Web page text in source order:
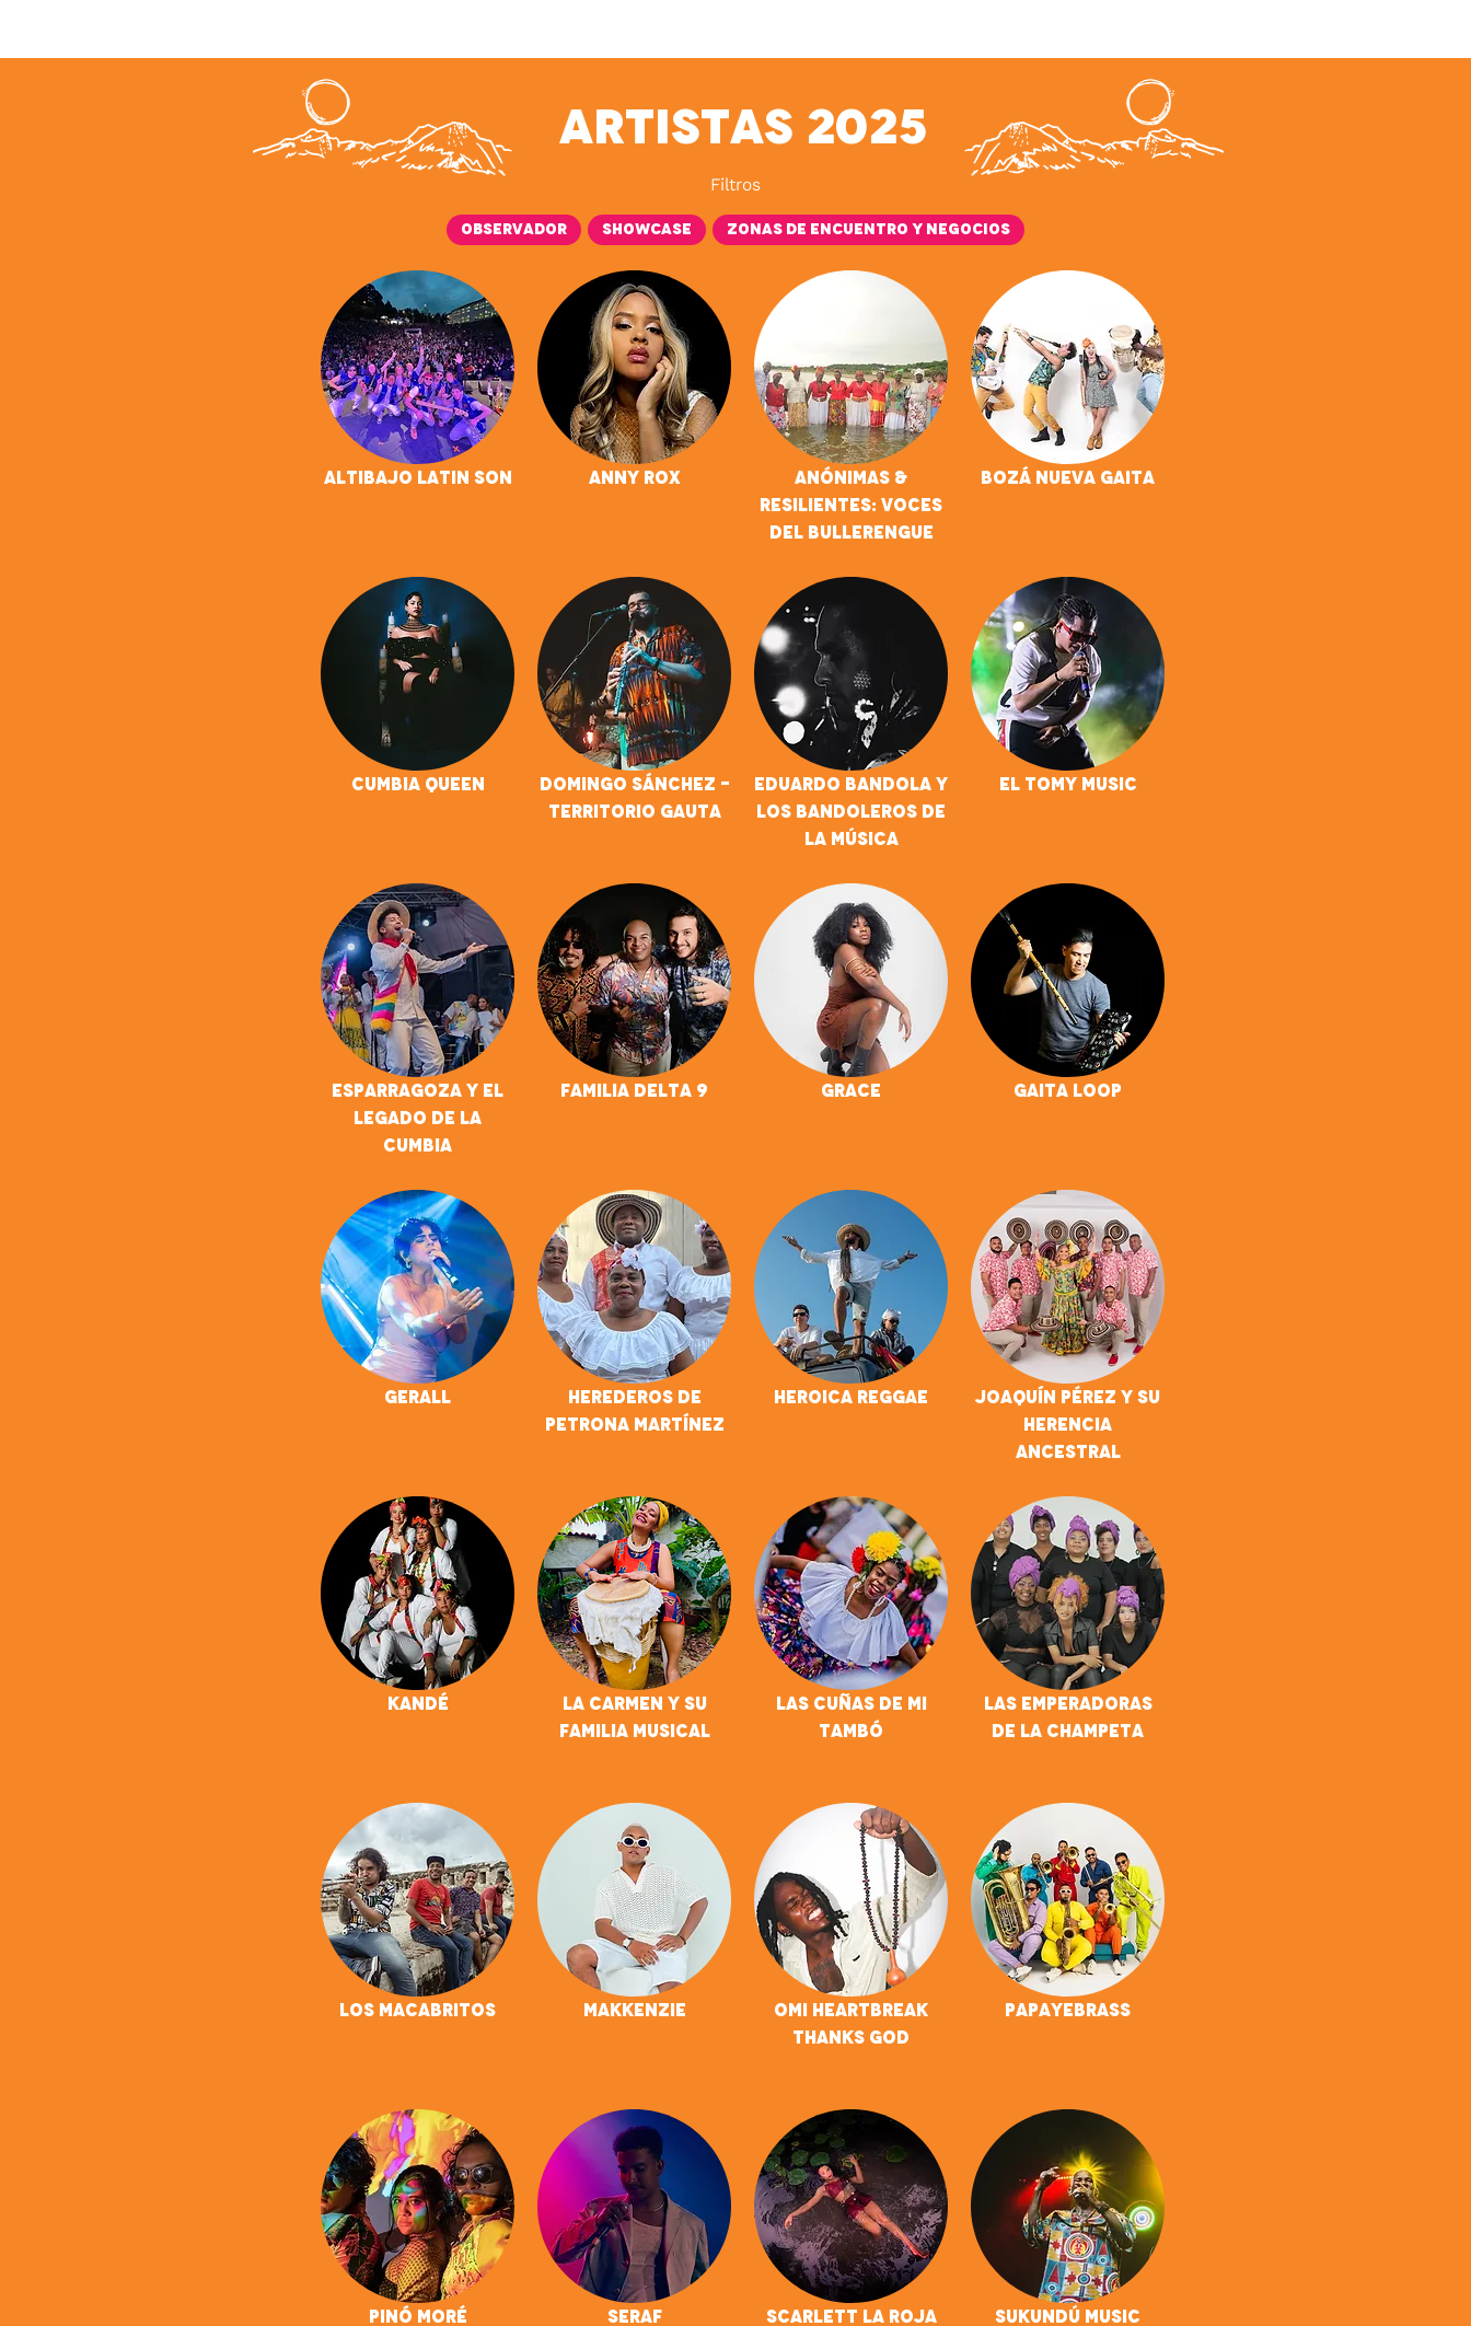
Artistas 2025
Filtros
Observador Showcase Zonas de encuentro y negocios
Altibajo Latin Son
Cumbia Queen
Esparragoza Y El
Legado De La
Cumbia
Gerall
Kandé
Los Macabritos
Pinó Moré
Anny Rox
Domingo Sánchez -
Territorio Gauta
Familia Delta 9
Herederos de
Petrona Martínez
La Carmen y su
Familia Musical
Makkenzie
SERAF
Anónimas &
Resilientes: Voces
del Bullerengue
Eduardo Bandola Y
Los Bandoleros De
La Música
GRACE
Heroica Reggae
Las Cuñas De Mi
Tambó
OMI HEARTBREAK
THANKS GOD
Scarlett La Roja
Bozá Nueva Gaita
El Tomy Music
Gaita Loop
Joaquín Pérez Y Su
Herencia
Ancestral
Las Emperadoras
De La Champeta
Papayebrass
Sukundú Music